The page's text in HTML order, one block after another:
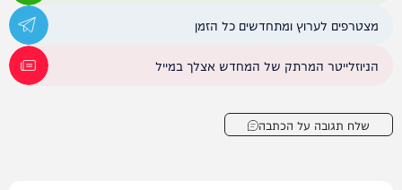
מצטרפים לערוץ ומתחדשים כל הזמן
הניוזלייטר המרתק של המחדש אצלך במייל
שלח תגובה על הכתבה